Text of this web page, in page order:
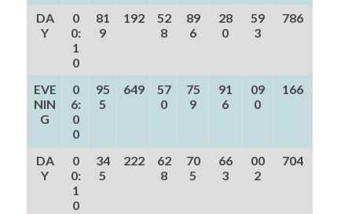
DA
Y
0
0:
1
0
81
9
192
52
8
89
6
28
0
59
3
786
EVE
NIN
G
0
6:
0
0
95
5
649
57
0
75
9
91
6
09
0
166
DA
Y
0
0:
1
0
34
5
222
62
8
70
5
66
3
00
2
704